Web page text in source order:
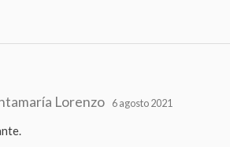
Lorenzo 6 agosto 2021